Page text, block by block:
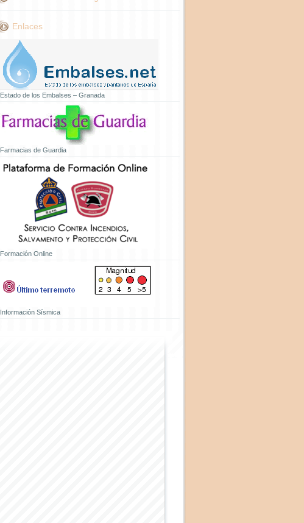
Enlaces
Estado de los Embalses – Granada
Farmacias de Guardia
Formación Online
Información Sísmica